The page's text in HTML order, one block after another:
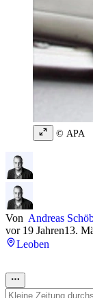
© APA
Von Andreas
vor 19 Jahren13.
Leoben